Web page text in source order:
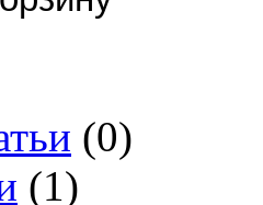
(0)
(1)